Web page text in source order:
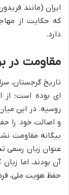
ایران (مانند
که حکایت از
دارد.
مقاومت در
تاریخ گرجستان،
ای بوده است؛ از
روسیه. در این
و اصالت خود را
بیگانه مقاومت
عنوان زبان رسمی
آن بودند، اما
حفظ هویت ملی،